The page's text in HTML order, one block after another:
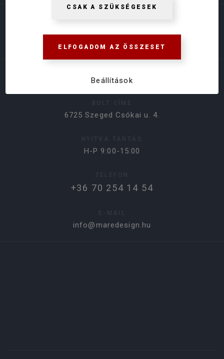
ELÉRHETŐSÉGEK
6725 Szeged Csókai u. 4.
H-P 9:00-15:00
+36 70 254 14 54
info@maredesign.hu
CSAK A SZÜKSÉGESEK
ELFOGADOM AZ ÖSSZESET
Beállítások